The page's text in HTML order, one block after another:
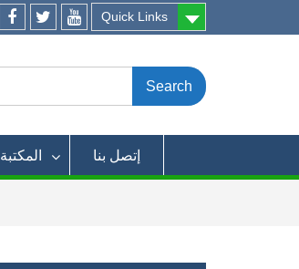
Quick Links
Facebook
twitteryoutube
المكتبة إتصل بنا